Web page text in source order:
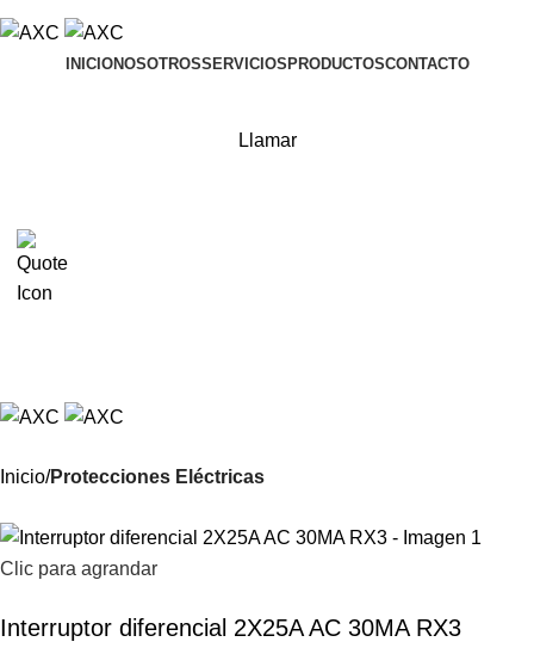
INICIONOSOTROSSERVICIOS PRODUCTOSCONTACTO
Llamar
Inicio Protecciones Eléctricas
Clic para agrandar
Interruptor diferencial 2X25A AC 30MA RX3